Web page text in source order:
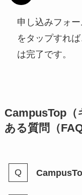
申し込みフォ
をタップすれ
は完了です。
CampusTop（
ある質問（FAQ